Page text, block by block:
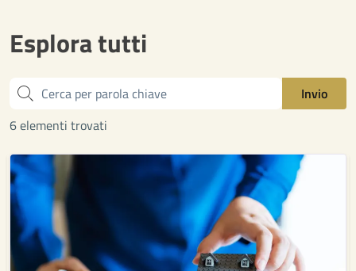
Esplora tutti
Cerca
Invio
6 elementi trovati